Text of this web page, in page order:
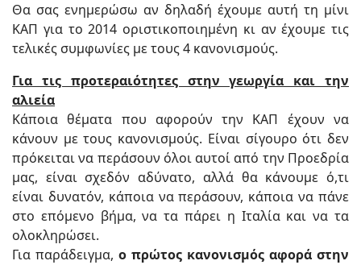
Θα σας ενημερώσω αν δηλαδή έχουμε αυτή τη μίνι
ΚΑΠ για το 2014 οριστικοποιημένη κι αν έχουμε τις
τελικές συμφωνίες με τους 4 κανονισμούς.
Για τις προτεραιότητες στην γεωργία και την
αλιεία
Κάποια θέματα που αφορούν την ΚΑΠ έχουν να
κάνουν με τους κανονισμούς. Είναι σίγουρο ότι δεν
πρόκειται να περάσουν όλοι αυτοί από την Προεδρία
μας, είναι σχεδόν αδύνατο, αλλά θα κάνουμε ό,τι
είναι δυνατόν, κάποια να περάσουν, κάποια να πάνε
στο επόμενο βήμα, να τα πάρει η Ιταλία και να τα
ολοκληρώσει.
Για παράδειγμα, ο πρώτος κανονισμός αφορά στην